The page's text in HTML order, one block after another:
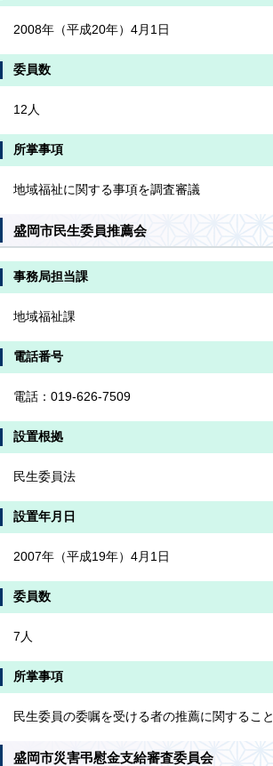
2008年（平成20年）4月1日
委員数
12人
所掌事項
地域福祉に関する事項を調査審議
盛岡市民生委員推薦会
事務局担当課
地域福祉課
電話番号
電話：019-626-7509
設置根拠
民生委員法
設置年月日
2007年（平成19年）4月1日
委員数
7人
所掌事項
民生委員の委嘱を受ける者の推薦に関すること
盛岡市災害弔慰金支給審査委員会